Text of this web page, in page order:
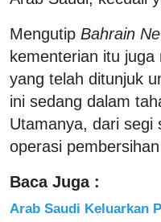
Mengutip Bahrain
kementerian itu
yang telah ditunjuk
ini sedang dalam
Utamanya, dari segi
operasi
Baca Juga :
Arab Saudi Keluarkan